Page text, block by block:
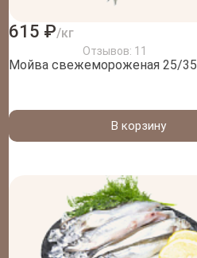
615 ₽/кг
Отзывов: 11
Мойва свежемороженая 25/35
В корзину